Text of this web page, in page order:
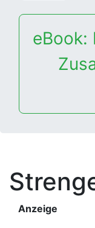
eBook:
Anzeige